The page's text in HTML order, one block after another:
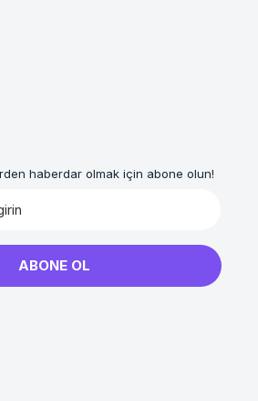
haberdar olmak için abone olun!
ABONE OL